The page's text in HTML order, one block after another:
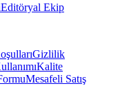
Editöryal Ekip
Gizlilik
Kalite
Mesafeli Satış